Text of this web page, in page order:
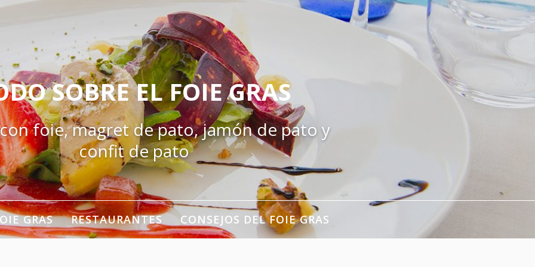
SOBRE EL FOIE GRAS
foie, magret de pato, jamón de pato y
confit de pato
GRAS RESTAURANTES CONSEJOS DEL FOIE GRAS